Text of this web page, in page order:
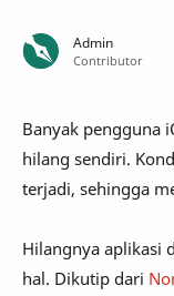
Banyak pengguna
hilang sendiri.
terjadi, sehingga
Hilangnya aplikasi
hal. Dikutip dari